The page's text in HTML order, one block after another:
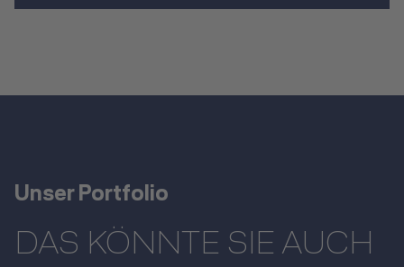
Unser Portfolio
DAS KÖNNTE SIE AUCH